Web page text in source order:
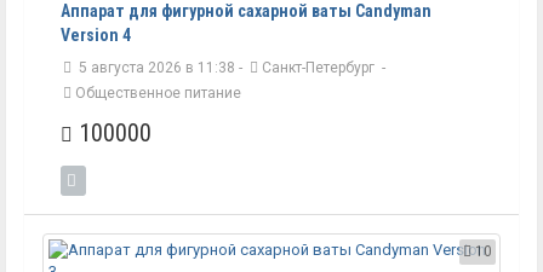
Аппарат для фигурной сахарной ваты Candyman
Version 4
5 августа 2026 в 11:38 - Санкт-Петербург -
Общественное питание
100000
10